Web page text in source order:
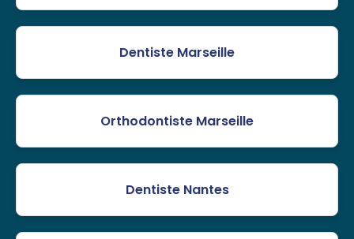
Dentiste Marseille
Orthodontiste Marseille
Dentiste Nantes